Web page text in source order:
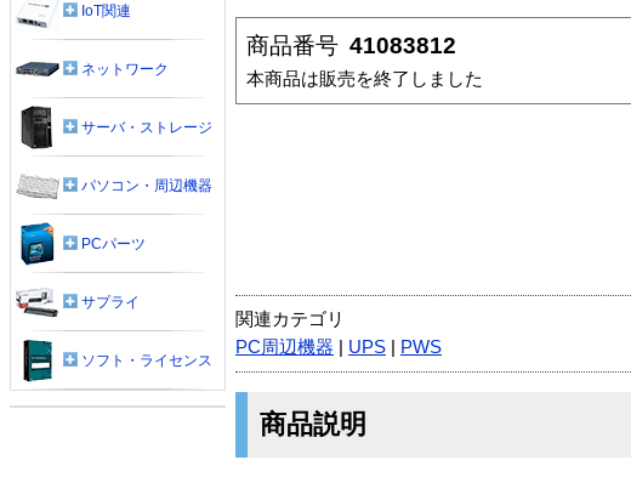
商品番号 41083812
本商品は販売を終了しました
関連カテゴリ
PC周辺機器
UPS PWS
商品説明
IoT関連
ネットワーク
サーバ・ストレージ
パソコン・周辺機器
PCパーツ
サプライ
ソフト・ライセンス